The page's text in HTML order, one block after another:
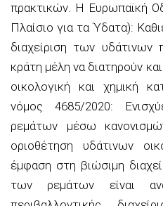
πρακτικών. Η Ευρωπαϊκή
Πλαίσιο για τα Ύδατα):
διαχείριση των
κράτη μέλη να διατηρούν
οικολογική και χημική
νόμος 4685/2020:
ρεμάτων μέσω
οριοθέτηση υδάτινων
έμφαση στη βιώσιμη
των ρεμάτων είναι